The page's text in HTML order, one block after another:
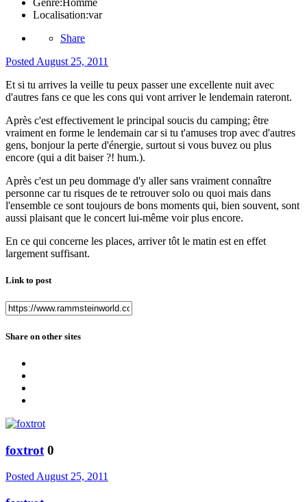
Genre:Homme
Localisation:var
Share
Posted August 25, 2011
Et si tu arrives la veille tu peux passer une excellente nuit avec
d'autres fans ce que les cons qui vont arriver le lendemain rateront.
Après c'est effectivement le principal soucis du camping; être
vraiment en forme le lendemain car si tu t'amuses trop avec d'autres
gens, bonjour la perte d'énergie, surtout si vous buvez ou plus
encore (qui a dit baiser ?! hum.).
Après c'est un peu dommage d'y aller sans vraiment connaître
personne car tu risques de te retrouver solo ou quoi mais dans
l'ensemble ce sont toujours de bons moments qui, bien souvent, sont
aussi plaisant que le concert lui-même voir plus encore.
En ce qui concerne les places, arriver tôt le matin est en effet
largement suffisant.
Link to post
Share on other sites
foxtrot 0
Posted August 25, 2011